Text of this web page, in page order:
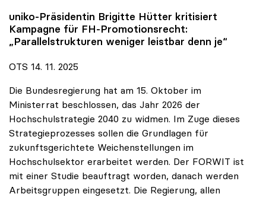
uniko-Präsidentin Brigitte Hütter kritisiert
Kampagne für FH-Promotionsrecht:
„Parallelstrukturen weniger leistbar denn je“
OTS 14. 11. 2025
Die Bundesregierung hat am 15. Oktober im
Ministerrat beschlossen, das Jahr 2026 der
Hochschulstrategie 2040 zu widmen. Im Zuge dieses
Strategieprozesses sollen die Grundlagen für
zukunftsgerichtete Weichenstellungen im
Hochschulsektor erarbeitet werden. Der FORWIT ist
mit einer Studie beauftragt worden, danach werden
Arbeitsgruppen eingesetzt. Die Regierung, allen